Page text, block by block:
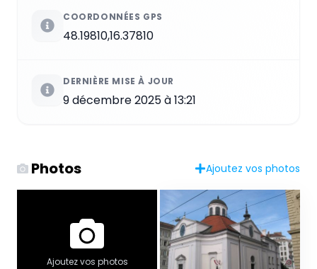
COORDONNÉES GPS
48.19810,16.37810
DERNIÈRE MISE À JOUR
9 décembre 2025 à 13:21
Photos Ajoutez vos photos
Ajoutez vos photos